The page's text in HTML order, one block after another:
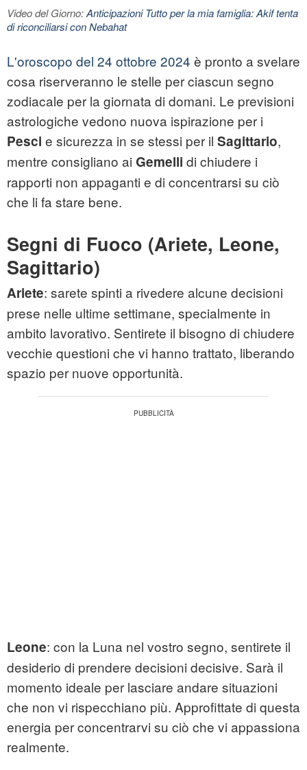
Video del Giorno:Anticipazioni Tutto per la mia famiglia: Akif tenta
di riconciliarsi con Nebahat
L'oroscopo del 24 ottobre 2024 è pronto a svelare
cosa riserveranno le stelle per ciascun segno
zodiacale per la giornata di domani. Le previsioni
astrologiche vedono nuova ispirazione per i
Pesci e sicurezza in se stessi per il Sagittario,
mentre consigliano ai Gemelli di chiudere i
rapporti non appaganti e di concentrarsi su ciò
che li fa stare bene.
Segni di Fuoco (Ariete, Leone,
Sagittario)
Ariete: sarete spinti a rivedere alcune decisioni
prese nelle ultime settimane, specialmente in
ambito lavorativo. Sentirete il bisogno di chiudere
vecchie questioni che vi hanno trattato, liberando
spazio per nuove opportunità.
Leone: con la Luna nel vostro segno, sentirete il
desiderio di prendere decisioni decisive. Sarà il
momento ideale per lasciare andare situazioni
che non vi rispecchiano più. Approfittate di questa
energia per concentrarvi su ciò che vi appassiona
realmente.